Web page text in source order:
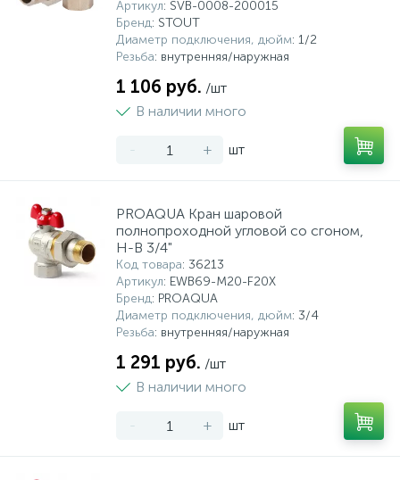
Расширительные баки для отопления и ГВС
Теплоносители и антифризы
Системы управления и принадлежности для
насосов
Коммерческие насосы
Насосы для бассейнов
Центробежные in-line насосы
Гофрированные нержавеющие системы
Медные системы под пайку
49
Теплоизоляция
Крепеж и аксессуары
Корпуса для механических фильтров
Системы контроля протечки воды
Гидроаккумуляторы (гидробаки) для систем
водоснабжения
Комплектующие для систем водоподготовки
Фильтры механической очистки
Фильтры под мойку
Артикул: SVB-0008-200015
Бренд: STOUT
Диаметр подключения, дюйм: 1/2
Резьба: внутренняя/наружная
1 106 руб. /шт
В наличии много
- + шт
PROAQUA Кран шаровой
полнопроходной угловой со сгоном,
Н-В 3/4"
Код товара: 36213
Артикул: EWB69-M20-F20X
Бренд: PROAQUA
Диаметр подключения, дюйм: 3/4
Резьба: внутренняя/наружная
1 291 руб. /шт
В наличии много
- + шт